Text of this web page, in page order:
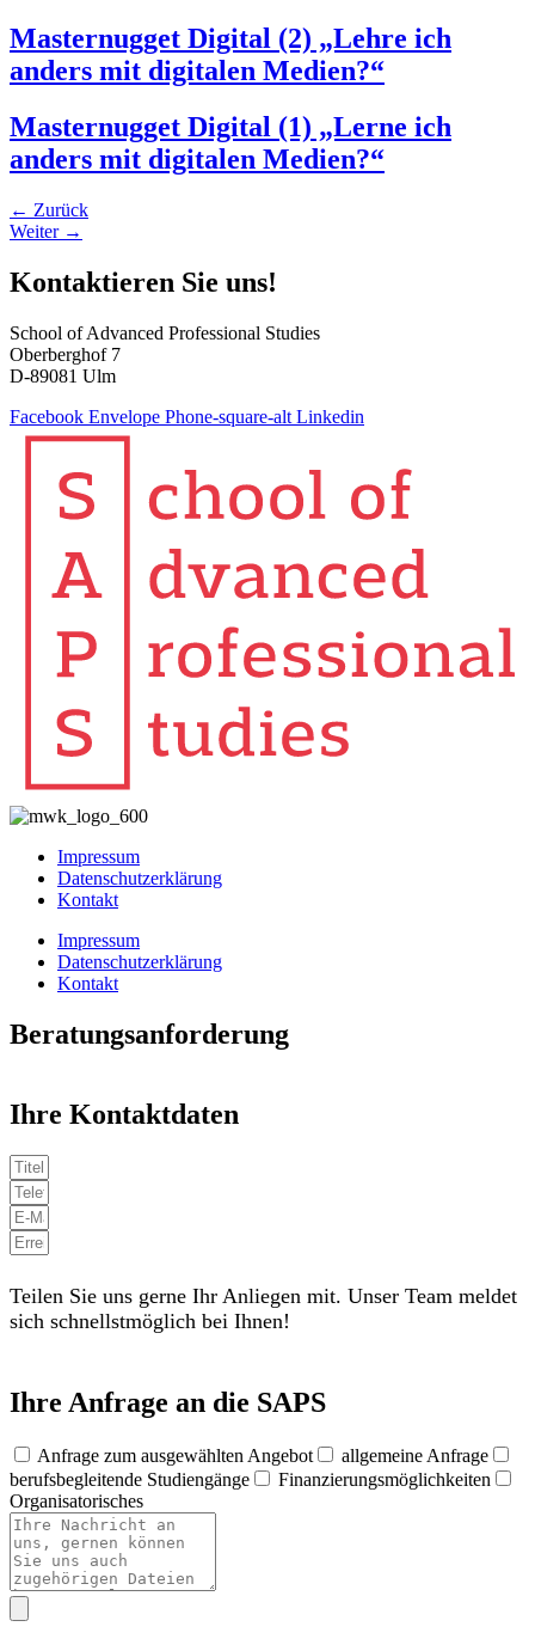
Masternugget Digital (2) „Lehre ich
anders mit digitalen Medien?“
Masternugget Digital (1) „Lerne ich
anders mit digitalen Medien?“
← Zurück
Weiter →
Kontaktieren Sie uns!
School of Advanced Professional Studies
Oberberghof 7
D-89081 Ulm
Facebook Envelope Phone-square-alt Linkedin
Impressum
Datenschutzerklärung
Kontakt
Impressum
Datenschutzerklärung
Kontakt
Beratungsanforderung
Ihre Kontaktdaten
Teilen Sie uns gerne Ihr Anliegen mit. Unser Team meldet
sich schnellstmöglich bei Ihnen!
Ihre Anfrage an die SAPS
Anfrage zum ausgewählten Angebot
allgemeine Anfrage
berufsbegleitende Studiengänge
Finanzierungsmöglichkeiten
Organisatorisches